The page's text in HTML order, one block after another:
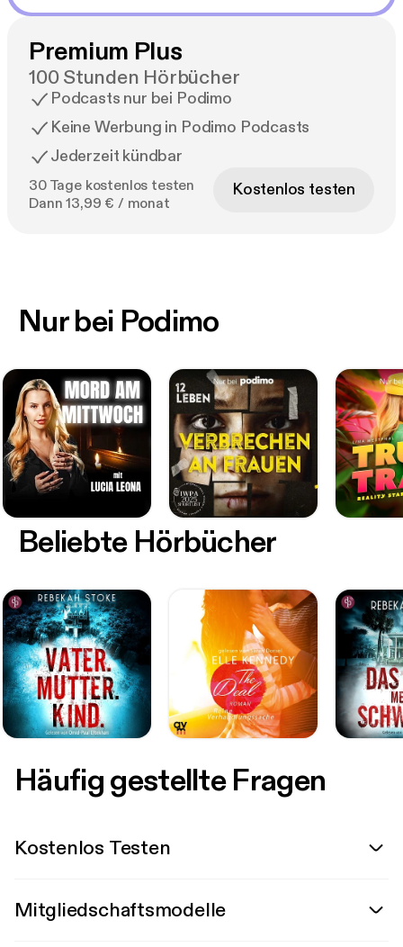
Premium Plus
100 Stunden Hörbücher
Podcasts nur bei Podimo
Keine Werbung in Podimo Podcasts
Jederzeit kündbar
30 Tage kostenlos testen
Dann 13,99 € / monat
Kostenlos testen
Nur bei Podimo
Beliebte Hörbücher
Häufig gestellte Fragen
Kostenlos Testen
Mitgliedschaftsmodelle